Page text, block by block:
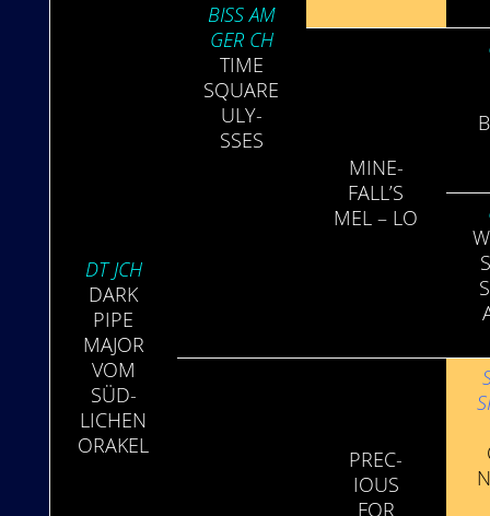
DT JCH
DARK
PIPE
MAJOR
VOM
SÜD­
LICH­EN
ORA­KEL
BISS AM
GER CH
TIME
SQU­ARE
ULY­
SSES
MINE­
FALL’S
MEL – LO
PREC­
IOUS
FOR